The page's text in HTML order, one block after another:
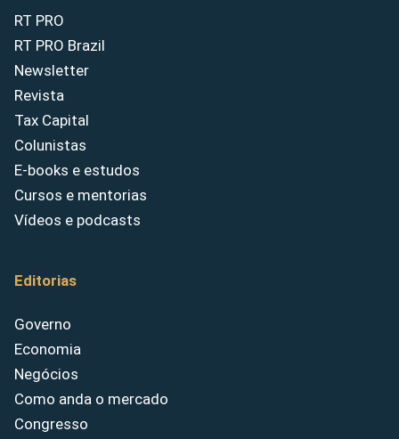
RT PRO
RT PRO Brazil
Newsletter
Revista
Tax Capital
Colunistas
E-books e estudos
Cursos e mentorias
Vídeos e podcasts
Editorias
Governo
Economia
Negócios
Como anda o mercado
Congresso